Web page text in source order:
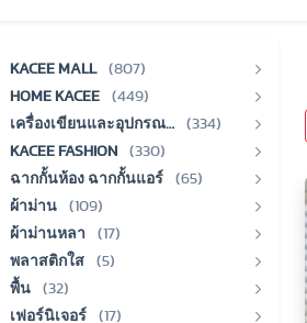
KACEE MALL
(807)
HOME KACEE
(449)
เครื่องเขียนและอุปกรณ…
(334)
KACEE FASHION
(330)
ฉากกั้นห้อง ฉากกั้นแอร์
(65)
ผ้าม่าน
(109)
ผ้าม่านหลา
(17)
พลาสติกใส
(5)
พื้น
(32)
เฟอร์นิเจอร์
(17)